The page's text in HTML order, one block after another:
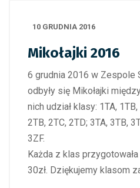
10 GRUDNIA 2016
Mikołajki 2016
6 grudnia 2016 w Zespole
odbyły się Mikołajki
nich udział klasy: 1TA, 1TB,
2TB, 2TC, 2TD; 3TA, 3TB,
3ZF.
Każda z klas
30zł. Dziękujemy klasom